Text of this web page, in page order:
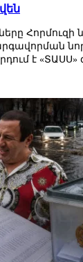
Հորմուզի
է «ՏԱՍՍ»